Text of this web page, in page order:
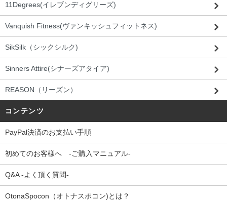
11Degrees(イレブンディグリーズ)
Vanquish Fitness(ヴァンキッシュフィットネス)
SikSilk（シックシルク)
Sinners Attire(シナーズアタイア)
REASON（リーズン）
コンテンツ
PayPal決済のお支払い手順
初めてのお客様へ -ご購入マニュアル-
Q&A -よく頂く質問-
OtonaSpocon（オトナスポコン)とは？